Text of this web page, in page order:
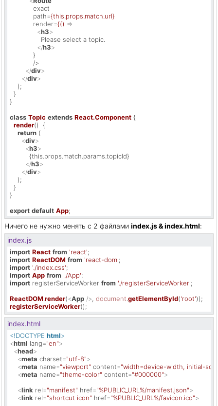
exact
path={this.props.match.url}
render={() =>
<h3>
                Please select a topic.
</h3>
            }
            />
</div>
</div>
    );
  }
}
class Topic extends React.Component {
render()  {
return (
<div>
<h3>
          {this.props.match.params.topicId}
</h3>
</div>
    );
  }
}
export default App;
Ничего не нужно менять с 2 файлами index.js & index.html:
index.js
import React from 'react'
import ReactDOM from 'react-dom'
import './index.css'
import App from './App'
import registerServiceWorker from './registerServiceWorker';
ReactDOM render(<App />, document getElementById('root'
registerServiceWorker();
index.html
<!DOCTYPE html>
<html lang="en">
<head>
<meta charset="utf-8">
<meta name="viewport" content="width=device-width, initial-
<meta name="theme-color" content="#000000">
<link rel="manifest" href="%PUBLIC_URL%/manifest.json">
<link rel="shortcut icon" href="%PUBLIC_URL%/favicon.ico">